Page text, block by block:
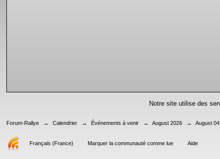
Notre site utilise des
Forum-Rallye → Calendrier → Événements à venir → August 2026 → August
Français (France) Marquer la communauté comme lue Aide